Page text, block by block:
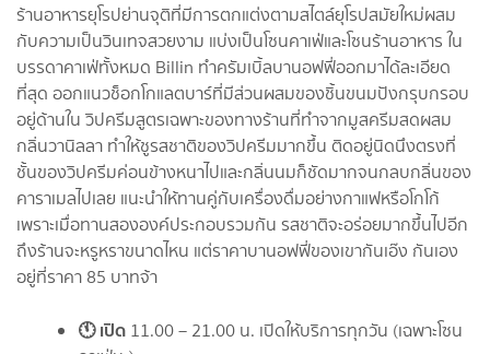
ร้านอาหารยุโรปย่านจุติที่มีการตกแต่งตามสไตล์ยุโรปสมัยใหม่ผสม
กับความเป็นวินเทจสวยงาม แบ่งเป็นโซนคาเฟ่และโซนร้านอาหาร ใน
บรรดาคาเฟ่ทั้งหมด Billin ทำครัมเบิ้ลบานอฟฟี่ออกมาได้ละเอียด
ที่สุด ออกแนวช็อกโกแลตบาร์ที่มีส่วนผสมของชิ้นขนมปังกรุบกรอบ
อยู่ด้านใน วิปครีมสูตรเฉพาะของทางร้านที่ทำจากมูสครีมสดผสม
กลิ่นวานิลลา ทำให้ชูรสชาติของวิปครีมมากขึ้น ติดอยู่นิดนึงตรงที่
ชั้นของวิปครีมค่อนข้างหนาไปและกลิ่นนมก็ชัดมากจนกลบกลิ่นของ
คาราเมลไปเลย แนะนำให้ทานคู่กับเครื่องดื่มอย่างกาแฟหรือโกโก้
เพราะเมื่อทานสององค์ประกอบรวมกัน รสชาติจะอร่อยมากขึ้นไปอีก
ถึงร้านจะหรูหราขนาดไหน แต่ราคาบานอฟฟี่ของเขากันเอ๊ง กันเอง
อยู่ที่ราคา 85 บาทจ้า
🕚 เปิด 11.00 – 21.00 น. เปิดให้บริการทุกวัน (เฉพาะโซน